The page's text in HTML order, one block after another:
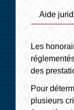
Aide
Les
des
Pour
plusieurs